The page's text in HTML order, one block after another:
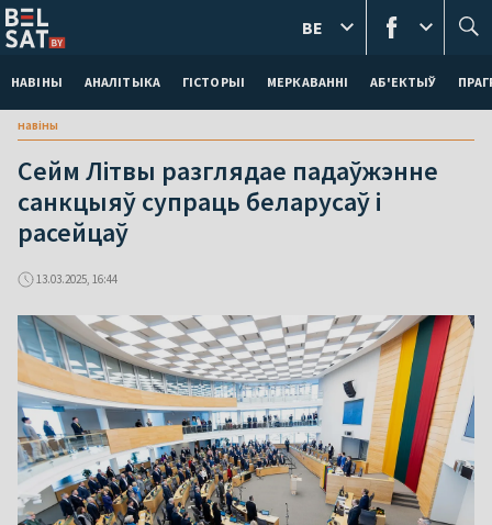
НАВІНЫ АНАЛІТЫКА ГІСТОРЫІ МЕРКАВАННI АБ'ЕКТЫЎ
BE
навіны
Сейм Літвы разглядае падаўжэнне
санкцыяў супраць беларусаў і
расейцаў
13.03.2025, 16:44